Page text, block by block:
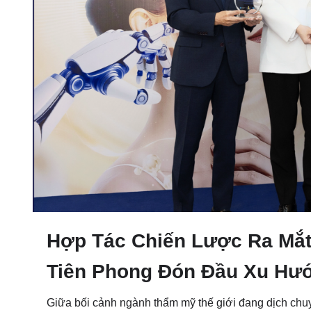
Hợp Tác Chiến Lược Ra
Tiên Phong Đón Đầu Xu
Giữa bối cảnh ngành thẩm mỹ thế giới đang dịch